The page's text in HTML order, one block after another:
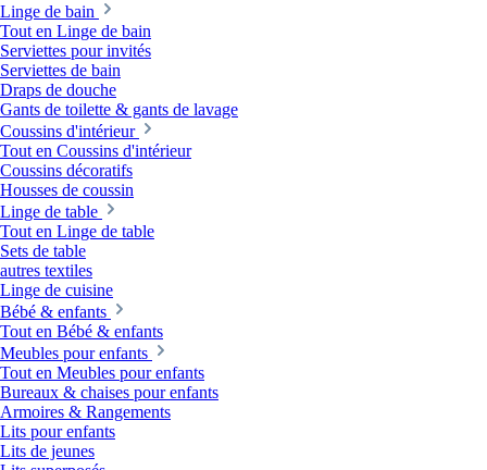
Linge de bain
Tout en Linge de bain
Serviettes pour invités
Serviettes de bain
Draps de douche
Gants de toilette & gants de lavage
Coussins d'intérieur
Tout en Coussins d'intérieur
Coussins décoratifs
Housses de coussin
Linge de table
Tout en Linge de table
Sets de table
autres textiles
Linge de cuisine
Bébé & enfants
Tout en Bébé & enfants
Meubles pour enfants
Tout en Meubles pour enfants
Bureaux & chaises pour enfants
Armoires & Rangements
Lits pour enfants
Lits de jeunes